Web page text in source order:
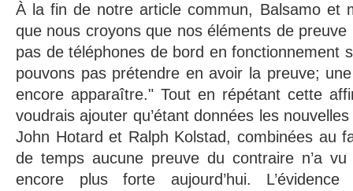
À la fin de notre article commun, Balsamo et
que nous croyons que nos éléments de preuve
pas de téléphones de bord en fonctionnement
pouvons pas prétendre en avoir la preuve;
encore apparaître." Tout en répétant cette
voudrais ajouter qu’étant données les
John Hotard et Ralph Kolstad, combinées au
de temps aucune preuve du contraire n’a vu
encore plus forte aujourd’hui.